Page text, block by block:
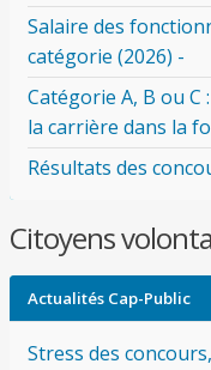
Salaire des
catégorie (2026) -
Catégorie A, B ou
la carrière dans la
Résultats des
Citoyens
Actualités Cap-Public
Stress des